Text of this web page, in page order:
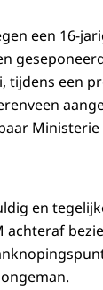
een 16-
tijdens een
Ministerie
en
achteraf